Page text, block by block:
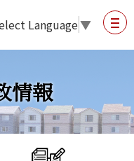
Language▼
情報